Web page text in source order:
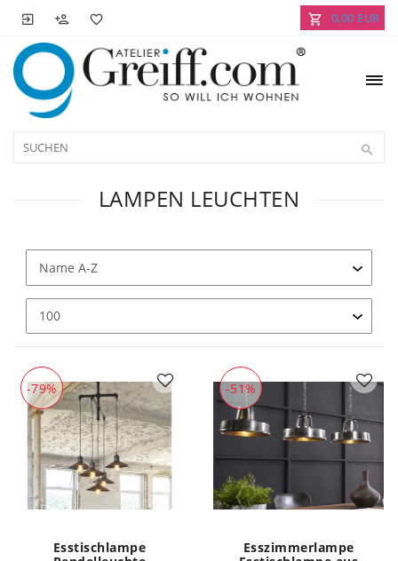
0,00 EUR
LAMPEN LEUCHTEN
-79%
Esstischlampe
-51%
Esszimmerlampe